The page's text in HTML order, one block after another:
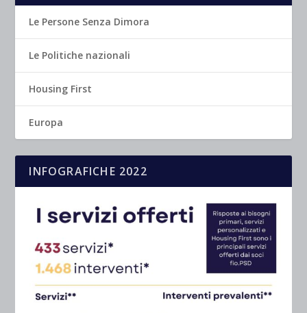
Le Persone Senza Dimora
Le Politiche nazionali
Housing First
Europa
INFOGRAFICHE 2022